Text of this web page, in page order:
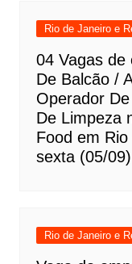
Rio de Janeiro e
04 Vagas de
De Balcão /
Operador
De Limpeza
Food em
sexta (05/09)
Rio de Janeiro e